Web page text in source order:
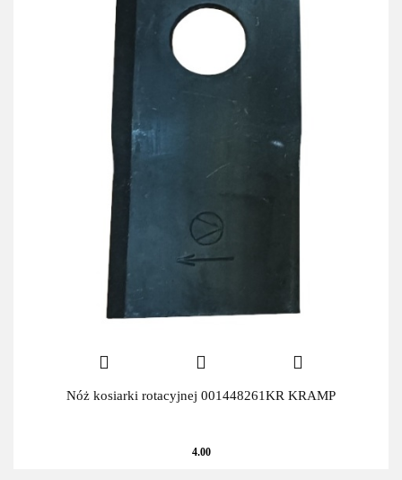
Nóż kosiarki rotacyjnej 001448261KR KRAMP
4.00